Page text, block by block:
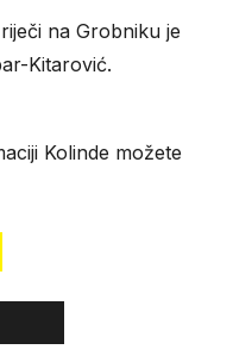
na Grobniku je
Kitarović.
Kolinde možete